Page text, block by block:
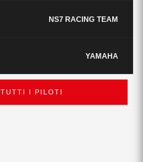
NS7 RACING TEAM
YAMAHA
TUTTI I PILOTI